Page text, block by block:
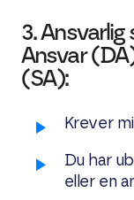
3.
Ansvar
(SA):
Krever
Du har
eller en